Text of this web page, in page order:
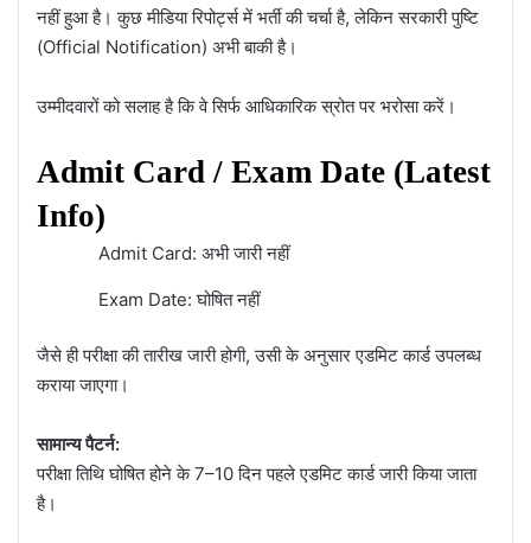
नहीं हुआ है। कुछ मीडिया रिपोर्ट्स में भर्ती की चर्चा है, लेकिन सरकारी पुष्टि
(Official Notification) अभी बाकी है।
उम्मीदवारों को सलाह है कि वे सिर्फ आधिकारिक स्रोत पर भरोसा करें।
Admit Card / Exam Date (Latest
Info)
Admit Card: अभी जारी नहीं
Exam Date: घोषित नहीं
जैसे ही परीक्षा की तारीख जारी होगी, उसी के अनुसार एडमिट कार्ड उपलब्ध
कराया जाएगा।
सामान्य पैटर्न:
परीक्षा तिथि घोषित होने के 7–10 दिन पहले एडमिट कार्ड जारी किया जाता
है।